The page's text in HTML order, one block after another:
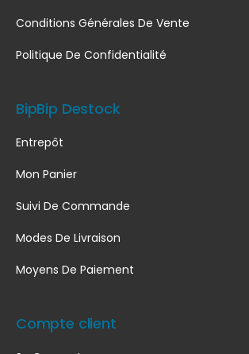
Conditions Générales De Vente
Politique De Confidentialité
BipBip Destock
Entrepôt
Mon Panier
Suivi De Commande
Modes De Livraison
Moyens De Paiement
Compte client